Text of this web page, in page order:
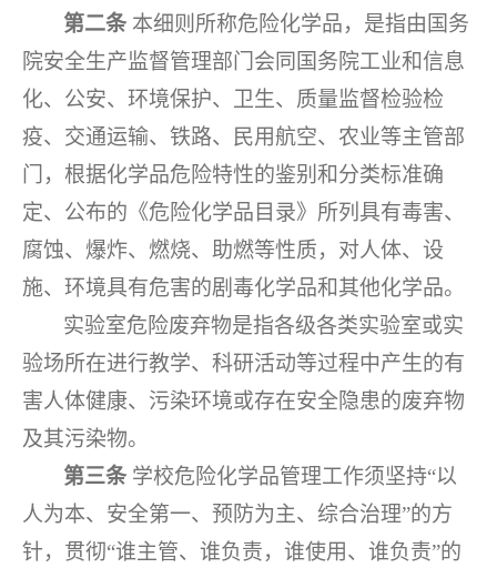
第二条 本细则所称危险化学品，是指由国务
院安全生产监督管理部门会同国务院工业和信息
化、公安、环境保护、卫生、质量监督检验检
疫、交通运输、铁路、民用航空、农业等主管部
门，根据化学品危险特性的鉴别和分类标准确
定、公布的《危险化学品目录》所列具有毒害、
腐蚀、爆炸、燃烧、助燃等性质，对人体、设
施、环境具有危害的剧毒化学品和其他化学品。
实验室危险废弃物是指各级各类实验室或实
验场所在进行教学、科研活动等过程中产生的有
害人体健康、污染环境或存在安全隐患的废弃物
及其污染物。
第三条 学校危险化学品管理工作须坚持“以
人为本、安全第一、预防为主、综合治理”的方
针，贯彻“谁主管、谁负责，谁使用、谁负责”的